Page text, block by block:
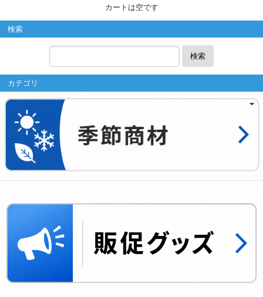
カートは空です
検索
検索
カテゴリ